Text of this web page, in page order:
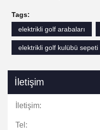
Tags:
elektrikli golf arabaları
elektrikli golf kulübü sepeti
İletişim
İletişim:
Tel: